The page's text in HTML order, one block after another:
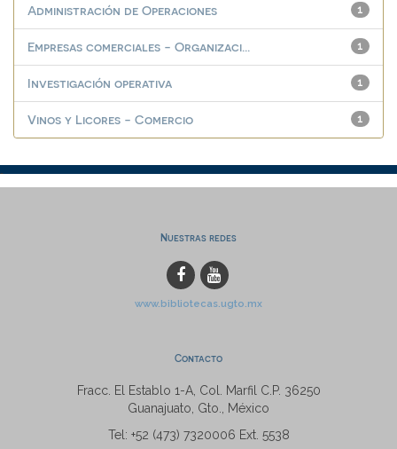
1
Administración de Operaciones
1
Empresas comerciales - Organizaci...
1
Investigación operativa
1
Vinos y Licores - Comercio
Nuestras redes
www.bibliotecas.ugto.mx
Contacto
Fracc. El Establo 1-A, Col. Marfil C.P. 36250
Guanajuato, Gto., México
Tel: +52 (473) 7320006 Ext. 5538